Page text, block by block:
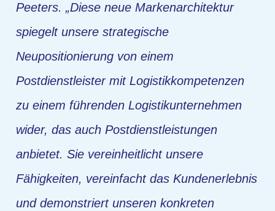
Peeters. „Diese neue Markenarchitektur
spiegelt unsere strategische
Neupositionierung von einem
Postdienstleister mit Logistikkompetenzen
zu einem führenden Logistikunternehmen
wider, das auch Postdienstleistungen
anbietet. Sie vereinheitlicht unsere
Fähigkeiten, vereinfacht das Kundenerlebnis
und demonstriert unseren konkreten